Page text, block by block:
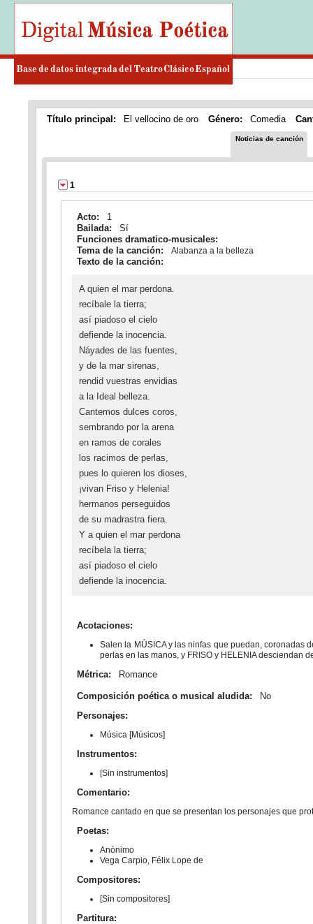
Título principal: El vellocino de oro Género: Comedia
Noticias de canción
1
Acto:
1
Bailada:
Sí
Funciones dramatico-musicales:
Tema de la canción:
Alabanza a la belleza
Texto de la canción:
A quien el mar perdona.
recíbale la tierra;
así piadoso el cielo
defiende la inocencia.
Náyades de las fuentes,
y de la mar sirenas,
rendid vuestras envidias
a la Ideal belleza.
Cantemos dulces coros,
sembrando por la arena
en ramos de corales
los racimos de perlas,
pues lo quieren los dioses,
¡vivan Friso y Helenia!
hermanos perseguidos
de su madrastra fiera.
Y a quien el mar perdona
recíbela la tierra;
así piadoso el cielo
defiende la inocencia.
Acotaciones:
Salen la MÚSICA y las ninfas que puedan, coronadas
perlas en las manos, y FRISO y HELENIA desciendan
Métrica: Romance
Composición poética o musical aludida:
No
Personajes:
Música [Músicos]
Instrumentos:
[Sin instrumentos]
Comentario:
Romance cantado en que se presentan los personajes que
Poetas:
Anónimo
Vega Carpio, Félix Lope de
Compositores:
[Sin compositores]
Partitura: